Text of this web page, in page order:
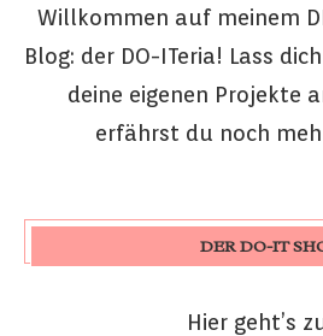
Willkommen auf meinem
Blog: der DO-ITeria! Lass
deine eigenen Projekte
erfährst du noch
DER DO-IT
Hier geht’s